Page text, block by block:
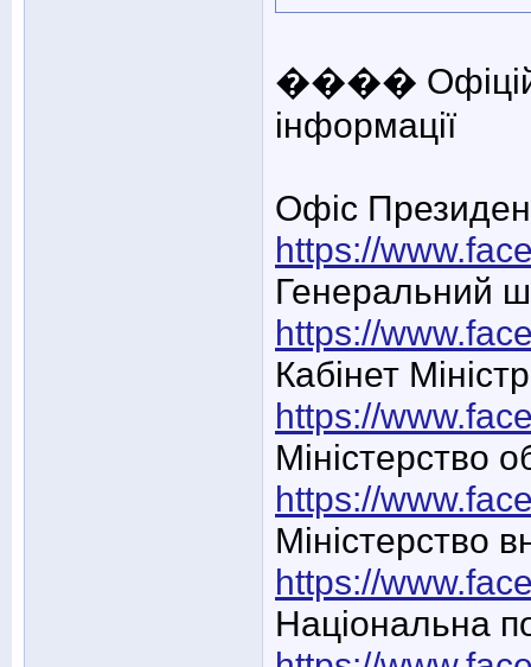
����
інформації
Офіс
https://
Генеральний
https://
Кабінет
https://
Міністерство
https://
Міністерство
https://
Національна